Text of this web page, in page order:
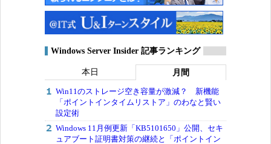
Windows Server Insider 記事ランキング
本日 月間
Win11のストレージ空き容量が激減？ 新機能
「ポイントインタイムリストア」のわなと賢い
設定術
Windows 11月例更新「KB5101650」公開、セキ
ュアブート証明書対策の継続と「ポイントイン